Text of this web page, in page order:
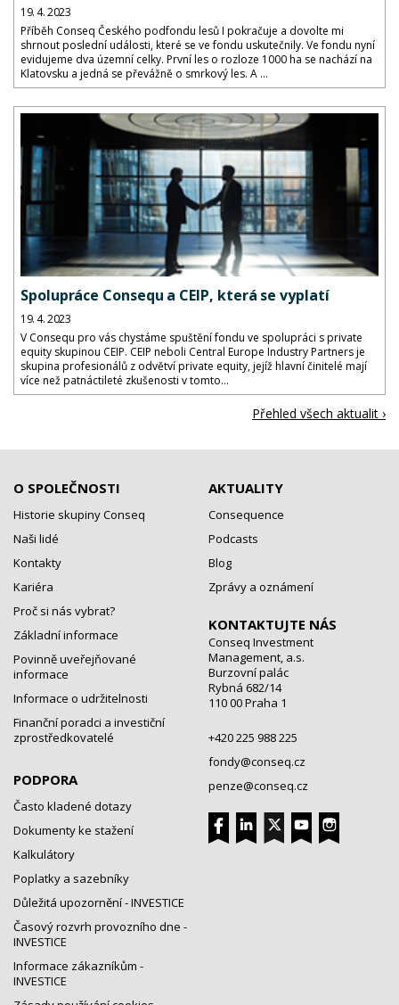
19. 4. 2023
Příběh Conseq Českého podfondu lesů I pokračuje a dovolte mi
shrnout poslední události, které se ve fondu uskutečnily. Ve fondu nyní
evidujeme dva územní celky. První les o rozloze 1000 ha se nachází na
Klatovsku a jedná se převážně o smrkový les. A ...
Spolupráce Consequ a CEIP, která se vyplatí
19. 4. 2023
V Consequ pro vás chystáme spuštění fondu ve spolupráci s private
equity skupinou CEIP. CEIP neboli Central Europe Industry Partners je
skupina profesionálů z odvětví private equity, jejíž hlavní činitelé mají
více než patnáctileté zkušenosti v tomto...
Přehled všech aktualit ›
O SPOLEČNOSTI
Historie skupiny Conseq
Naši lidé
Kontakty
Kariéra
Proč si nás vybrat?
Základní informace
Povinně uveřejňované
informace
Informace o udržitelnosti
Finanční poradci a investiční
zprostředkovatelé
PODPORA
Často kladené dotazy
Dokumenty ke stažení
Kalkulátory
Poplatky a sazebníky
Důležitá upozornění - INVESTICE
Časový rozvrh provozního dne -
INVESTICE
Informace zákazníkům -
INVESTICE
AKTUALITY
Consequence
Podcasts
Blog
Zprávy a oznámení
KONTAKTUJTE NÁS
Conseq Investment
Management, a.s.
Burzovní palác
Rybná 682/14
110 00 Praha 1
+420 225 988 225
fondy@conseq.cz
penze@conseq.cz